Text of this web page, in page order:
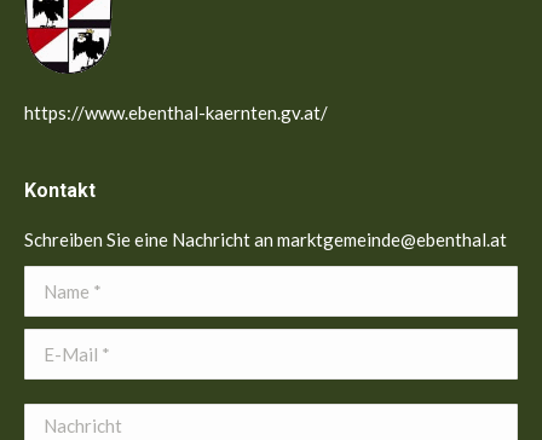
https://www.ebenthal-kaernten.gv.at/
Kontakt
Schreiben Sie eine Nachricht an marktgemeinde@ebenthal.at
Name *
E-Mail *
Nachricht